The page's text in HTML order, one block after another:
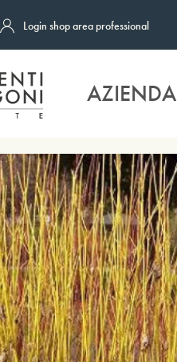
Login shop area professional
AZIENDA